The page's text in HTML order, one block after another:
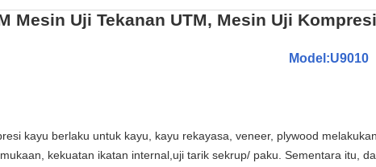
Mesin Uji Tekanan UTM, Mesin Uji
Model:U9010
kayu berlaku untuk kayu, kayu rekayasa, veneer, plywood
kekuatan ikatan internal,uji tarik sekrup/ paku. Sementara itu,